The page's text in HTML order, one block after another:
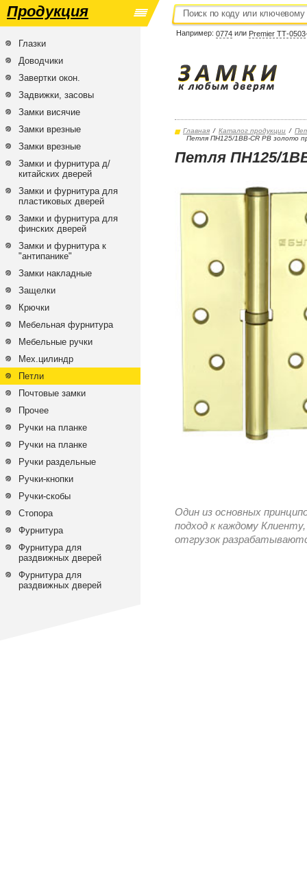
Продукция
Например: 0774 или Premier ТТ-
Глазки
Доводчики
Завертки окон.
Задвижки, засовы
Замки висячие
Замки врезные
Замки врезные
Замки и фурнитура д/
китайских дверей
Замки и фурнитура для
пластиковых дверей
Замки и фурнитура для
финских дверей
Замки и фурнитура к
"антипанике"
Замки накладные
Защелки
Крючки
Мебельная фурнитура
Мебельные ручки
Мех.цилиндр
Петли
Почтовые замки
Прочее
Ручки на планке
Ручки на планке
Ручки раздельные
Ручки-кнопки
Ручки-скобы
Стопора
Фурнитура
Фурнитура для
раздвижных дверей
Фурнитура для
раздвижных дверей
Главная / Каталог продукции /
Петля ПН125/1ВВ-CR PВ золото
Петля ПН125/
Один из основных
подход к каждому
отгрузок